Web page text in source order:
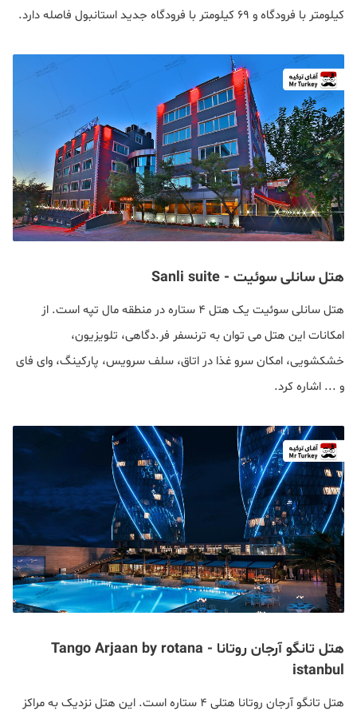
کیلومتر با فرودگاه و ۶۹ کیلومتر با فرودگاه جدید استانبول فاصله دارد.
هتل سانلی سوئیت - Sanli suite
هتل سانلی سوئیت یک هتل ۴ ستاره در منطقه مال تپه است. از
امکانات این هتل می توان به ترنسفر فر.دگاهی، تلویزیون،
خشکشویی، امکان سرو غذا در اتاق، سلف سرویس، پارکینگ، وای فای
و ... اشاره کرد.
هتل تانگو آرجان روتانا - Tango Arjaan by rotana
istanbul
هتل تانگو آرجان روتانا هتلی ۴ ستاره است. این
هتل نزدیک به مراکز